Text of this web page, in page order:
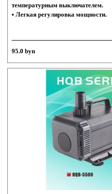
температурным выключателем.
• Легкая регулировка мощности.
95.0 byn